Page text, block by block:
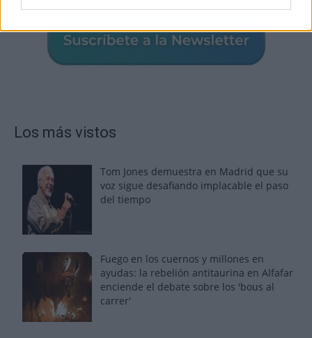
Los más vistos
Tom Jones demuestra en Madrid que su
voz sigue desafiando implacable el paso
del tiempo
Fuego en los cuernos y millones en
ayudas: la rebelión antitaurina en Alfafar
enciende el debate sobre los 'bous al
carrer'